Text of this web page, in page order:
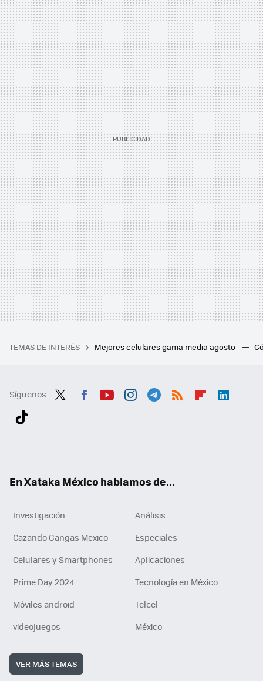
TEMAS DE INTERÉS Mejores celulares gama media agosto
Síguenos
En Xataka México hablamos de...
Investigación
Análisis
Cazando Gangas Mexico
Especiales
Celulares y Smartphones
Aplicaciones
Prime Day 2024
Tecnología en México
Móviles android
Telcel
videojuegos
México
VER MÁS TEMAS